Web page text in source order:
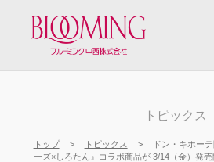
トピックス
トップ トピックス
ドン・キホー
ーズ×しろたん』コラボ商品が 3/14（金）発売